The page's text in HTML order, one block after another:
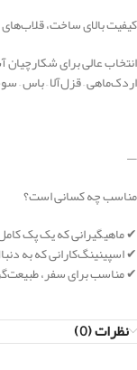
کیفیت بالای ساخت، قلاب‌های
انتخاب عالی برای
اردک‌ماهی – قزل‌آلا – باس –
—
مناسب چه کسانی است؟
✔ ماهیگیرانی که یک پک
✔ اسپینینگ‌کارانی که به
✔ مناسب برای سفر،
نظرات (0)